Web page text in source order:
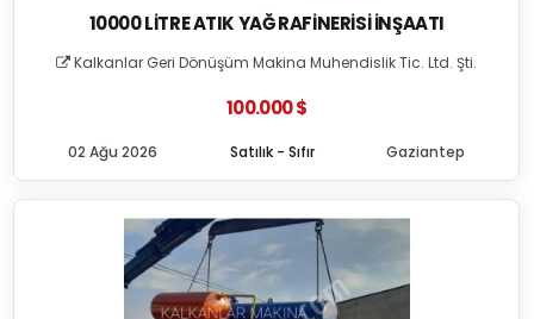
10000 LITRE ATIK YAĞ RAFINERISI İNŞAATI
Kalkanlar Geri Dönüşüm Makina Muhendislik Tic. Ltd. Şti.
100.000 $
Satılık - Sıfır
02 Ağu 2026 Gaziantep